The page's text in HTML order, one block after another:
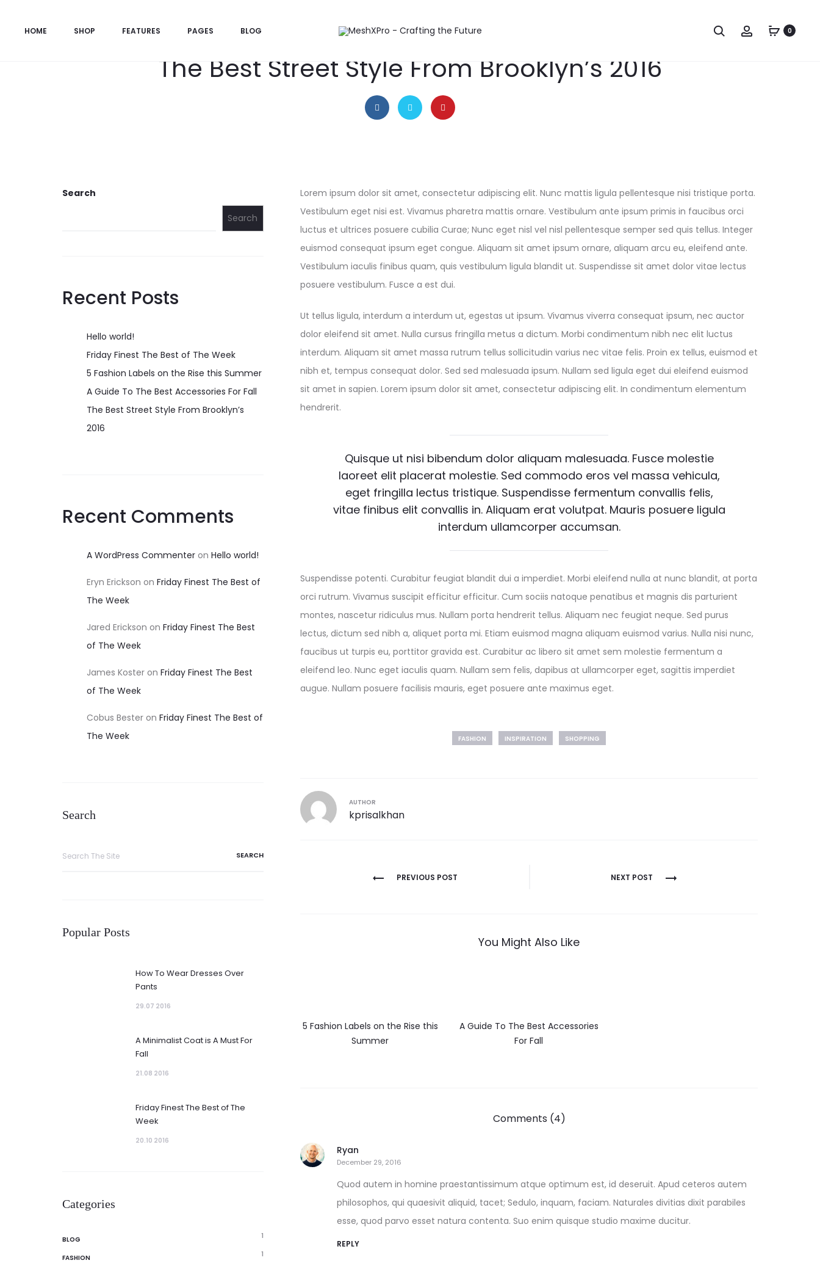
HOME SHOP FEATURES PAGES BLOG Search Account0
INSPIRATION
The Best Street Style From Brooklyn’s 2016
Lorem ipsum dolor sit amet, consectetur adipiscing elit. Nunc mattis ligula pellentesque nisi tristique porta.
Vestibulum eget nisi est. Vivamus pharetra mattis ornare. Vestibulum ante ipsum primis in faucibus orci
luctus et ultrices posuere cubilia Curae; Nunc eget nisl vel nisl pellentesque semper sed quis tellus. Integer
euismod consequat ipsum eget congue. Aliquam sit amet ipsum ornare, aliquam arcu eu, eleifend ante.
Vestibulum iaculis finibus quam, quis vestibulum ligula blandit ut. Suspendisse sit amet dolor vitae lectus
posuere vestibulum. Fusce a est dui.
Ut tellus ligula, interdum a interdum ut, egestas ut ipsum. Vivamus viverra consequat ipsum, nec auctor
dolor eleifend sit amet. Nulla cursus fringilla metus a dictum. Morbi condimentum nibh nec elit luctus
interdum. Aliquam sit amet massa rutrum tellus sollicitudin varius nec vitae felis. Proin ex tellus, euismod et
nibh et, tempus consequat dolor. Sed sed malesuada ipsum. Nullam sed ligula eget dui eleifend euismod
sit amet in sapien. Lorem ipsum dolor sit amet, consectetur adipiscing elit. In condimentum elementum
hendrerit.
Quisque ut nisi bibendum dolor aliquam malesuada. Fusce molestie
laoreet elit placerat molestie. Sed commodo eros vel massa vehicula,
eget fringilla lectus tristique. Suspendisse fermentum convallis felis,
vitae finibus elit convallis in. Aliquam erat volutpat. Mauris posuere ligula
interdum ullamcorper accumsan.
Suspendisse potenti. Curabitur feugiat blandit dui a imperdiet. Morbi eleifend nulla at nunc blandit, at porta
orci rutrum. Vivamus suscipit efficitur efficitur. Cum sociis natoque penatibus et magnis dis parturient
montes, nascetur ridiculus mus. Nullam porta hendrerit tellus. Aliquam nec feugiat neque. Sed purus
lectus, dictum sed nibh a, aliquet porta mi. Etiam euismod magna aliquam euismod varius. Nulla nisi nunc,
faucibus ut turpis eu, porttitor gravida est. Curabitur ac libero sit amet sem molestie fermentum a
eleifend leo. Nunc eget iaculis quam. Nullam sem felis, dapibus at ullamcorper eget, sagittis imperdiet
augue. Nullam posuere facilisis mauris, eget posuere ante maximus eget.
FASHION INSPIRATION SHOPPING
AUTHOR
kprisalkhan
PREVIOUS POST NEXT POST
You Might Also Like
5 Fashion Labels on the Rise this
Summer
A Guide To The Best Accessories
For Fall
Comments (4)
Ryan
December 29, 2016
Quod autem in homine praestantissimum atque optimum est, id deseruit. Apud ceteros autem
philosophos, qui quaesivit aliquid, tacet; Sedulo, inquam, faciam. Naturales divitias dixit parabiles
esse, quod parvo esset natura contenta. Suo enim quisque studio maxime ducitur.
REPLY
Search
Search
Recent Posts
Hello world!
Friday Finest The Best of The Week
5 Fashion Labels on the Rise this Summer
A Guide To The Best Accessories For Fall
The Best Street Style From Brooklyn’s
2016
Recent Comments
A WordPress Commenter on Hello world!
Eryn Erickson on Friday Finest The Best of
The Week
Jared Erickson on Friday Finest The Best
of The Week
James Koster on Friday Finest The Best
of The Week
Cobus Bester on Friday Finest The Best of
The Week
Search
Popular Posts
How To Wear Dresses Over
Pants
29.07 2016
A Minimalist Coat is A Must For
Fall
21.08 2016
Friday Finest The Best of The
Week
20.10 2016
Categories
BLOG 1
FASHION 1